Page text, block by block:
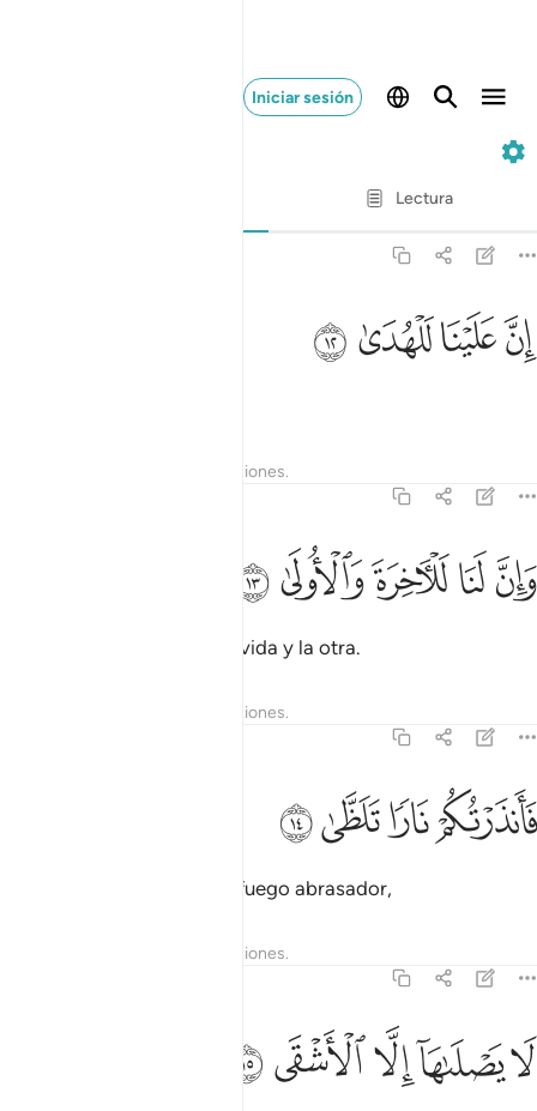
Iniciar sesión
Lectura
ان علينا للهدى ١٢
إِنَّ عَلَيْنَا لَلْهُدَىٰ ١٢
ﱋﱌﱍﱎ
Reflexiones.
وان لنا للاخرة والاولى ١٣
وَإِنَّ لَنَا لَلْـَٔاخِرَةَ وَٱلْأُولَىٰ ١٣
ﱏﱐﱑﱒﱓ
y a Mí me pertenecen esta vida y la otra.
Reflexiones.
فانذرتكم نارا تلظى ١٤
فَأَنذَرْتُكُمْ نَارًۭا تَلَظَّىٰ ١٤
ﱔﱕﱖﱗ
Les he advertido sobre un fuego abrasador,
Reflexiones.
لا يصلاها الا الاشقى ١٥
لَا يَصْلَىٰهَآ إِلَّا ٱلْأَشْقَى ١٥
ﱘﱙﱚﱛﱜ